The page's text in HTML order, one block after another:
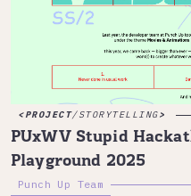
PROJECT/STORYTELLING
PUxWV Stupid
Playground 2025
Punch Up Team